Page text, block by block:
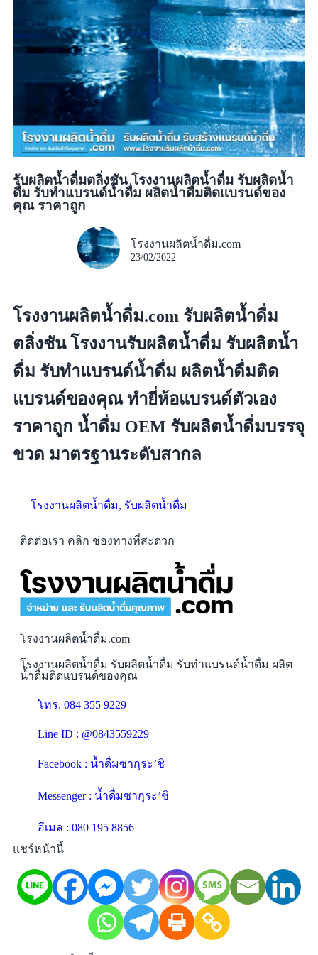
รับผลิตน้ำดื่มตลิ่งชัน โรงงานผลิตน้ำดื่ม รับผลิตน้ำ
ดื่ม รับทำแบรนด์น้ำดื่ม ผลิตน้ำดื่มติดแบรนด์ของ
คุณ ราคาถูก
โรงงานผลิตน้ำดื่ม.com
23/02/2022
โรงงานผลิตน้ำดื่ม.com รับผลิตน้ำดื่ม
ตลิ่งชัน โรงงานรับผลิตน้ำดื่ม รับผลิตน้ำ
ดื่ม รับทำแบรนด์น้ำดื่ม ผลิตน้ำดื่มติด
แบรนด์ของคุณ ทำยี่ห้อแบรนด์ตัวเอง
ราคาถูก น้ำดื่ม OEM รับผลิตน้ำดื่มบรรจุ
ขวด มาตรฐานระดับสากล
โรงงานผลิตน้ำดื่ม, รับผลิตน้ำดื่ม
ติดต่อเรา คลิก ช่องทางที่สะดวก
โรงงานผลิตน้ำดื่ม.com
โรงงานผลิตน้ำดื่ม รับผลิตน้ำดื่ม รับทำแบรนด์น้ำดื่ม ผลิต
น้ำดื่มติดแบรนด์ของคุณ
โทร. 084 355 9229
Line ID : @0843559229
Facebook : น้ำดื่มซากุระ’ชิ
Messenger : น้ำดื่มซากุระ’ชิ
อีเมล : 080 195 8856
แชร์หน้านี้